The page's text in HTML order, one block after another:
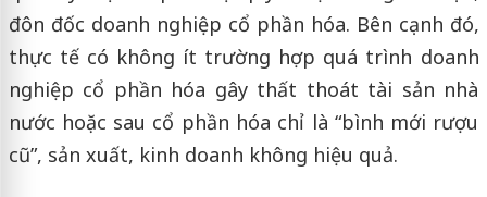
đôn đốc doanh nghiệp cổ phần hóa. Bên cạnh đó,
thực tế có không ít trường hợp quá trình doanh
nghiệp cổ phần hóa gây thất thoát tài sản nhà
nước hoặc sau cổ phần hóa chỉ là “bình mới rượu
cũ”, sản xuất, kinh doanh không hiệu quả.